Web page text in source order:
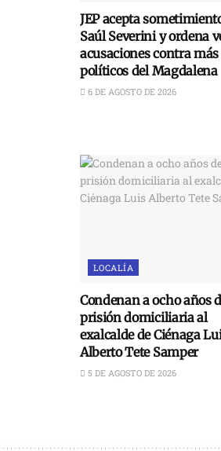
JEP acepta
Saúl Severini y ordena
acusaciones contra más
políticos del Magdalena
6 DE AGOSTO DE 2026
LOCALÍA
Condenan a ocho años
prisión domiciliaria al
exalcalde de Ciénaga
Alberto Tete Samper
5 DE AGOSTO DE 2026